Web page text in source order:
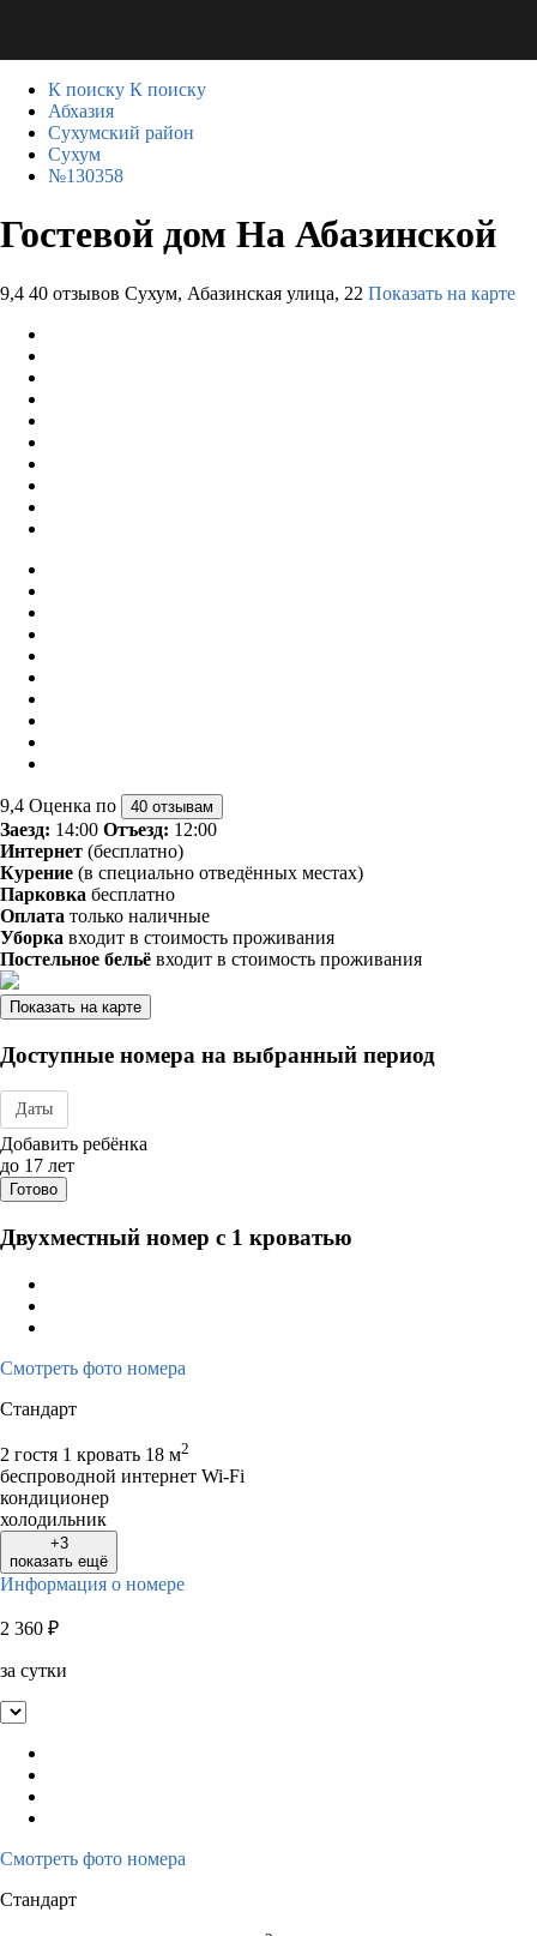
К поиску К поиску
Абхазия
Сухумский район
Сухум
№130358
Гостевой дом На Абазинской
9,4 40 отзывов Сухум, Абазинская улица, 22 Показать на карте
9,4 Оценка по 40 отзывам
Заезд: 14:00 Отъезд: 12:00
Интернет (бесплатно)
Курение (в специально отведённых местах)
Парковка бесплатно
Оплата только наличные
Уборка входит в стоимость проживания
Постельное бельё входит в стоимость проживания
Показать на карте
Доступные номера на выбранный период
Даты
Дата заезда - отъезда
Добавить ребёнка
до 17 лет
Готово
Двухместный номер с 1 кроватью
Смотреть фото номера
Стандарт
2 гостя 1 кровать 18 м2
беспроводной интернет Wi-Fi
кондиционер
холодильник
+3
показать ещё
Информация о номере
2 360 ₽
за сутки
Смотреть фото номера
Стандарт